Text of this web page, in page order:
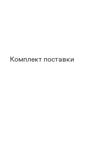
Комплект поставки